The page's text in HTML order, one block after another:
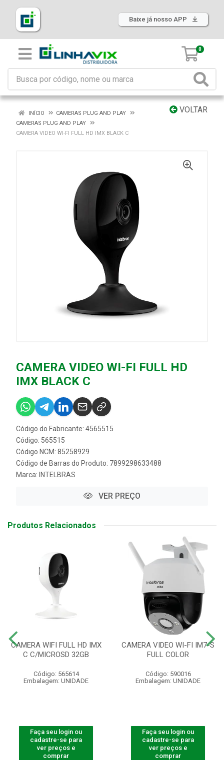
Baixe já nosso APP
0
VOLTAR
INÍCIO
CAMERAS PLUG AND PLAY
CAMERAS PLUG AND PLAY
CAMERA VIDEO WI-FI FULL HD IMX BLACK C
CAMERA VIDEO WI-FI FULL HD
IMX BLACK C
Código do Fabricante: 4565515
Código: 565515
Código NCM: 85258929
Código de Barras do Produto: 7899298633488
Marca: INTELBRAS
VER PREÇO
Produtos Relacionados
CAMERA WIFI FULL HD IMX
C C/MICROSD 32GB
Código: 565614
Embalagem: UNIDADE
Faça seu login ou
cadastre-se para
ver preços e
comprar
CAMERA VIDEO WI-FI IM7-S
FULL COLOR
Código: 590016
Embalagem: UNIDADE
Faça seu login ou
cadastre-se para
ver preços e
comprar